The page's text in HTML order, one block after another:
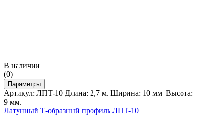
В наличии
(0)
Параметры
Артикул: ЛПТ-10 Длина: 2,7 м. Ширина: 10 мм. Высота:
9 мм.
Латунный Т-образный профиль ЛПТ-10